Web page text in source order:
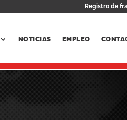
Registro de
NOTICIAS EMPLEO